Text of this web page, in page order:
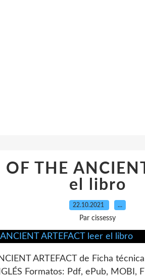
OF THE
el libro
22.10.2021 …
Par cissessy
ARTEFACT de Ficha
Formatos: Pdf, ePub, MOBI,